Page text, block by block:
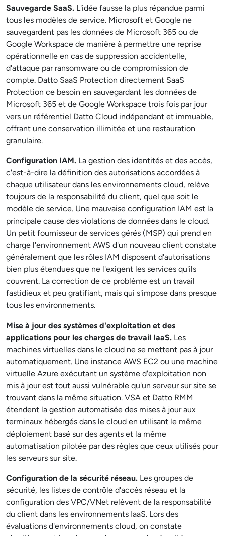
Sauvegarde SaaS. L'idée fausse la plus répandue parmi
tous les modèles de service. Microsoft et Google ne
sauvegardent pas les données de Microsoft 365 ou de
Google Workspace de manière à permettre une reprise
opérationnelle en cas de suppression accidentelle,
d'attaque par ransomware ou de compromission de
compte. Datto SaaS Protection directement SaaS
Protection ce besoin en sauvegardant les données de
Microsoft 365 et de Google Workspace trois fois par jour
vers un référentiel Datto Cloud indépendant et immuable,
offrant une conservation illimitée et une restauration
granulaire.
Configuration IAM. La gestion des identités et des accès,
c'est-à-dire la définition des autorisations accordées à
chaque utilisateur dans les environnements cloud, relève
toujours de la responsabilité du client, quel que soit le
modèle de service. Une mauvaise configuration IAM est la
principale cause des violations de données dans le cloud.
Un petit fournisseur de services gérés (MSP) qui prend en
charge l'environnement AWS d'un nouveau client constate
généralement que les rôles IAM disposent d'autorisations
bien plus étendues que ne l'exigent les services qu'ils
couvrent. La correction de ce problème est un travail
fastidieux et peu gratifiant, mais qui s'impose dans presque
tous les environnements.
Mise à jour des systèmes d'exploitation et des
applications pour les charges de travail IaaS. Les
machines virtuelles dans le cloud ne se mettent pas à jour
automatiquement. Une instance AWS EC2 ou une machine
virtuelle Azure exécutant un système d'exploitation non
mis à jour est tout aussi vulnérable qu'un serveur sur site se
trouvant dans la même situation. VSA et Datto RMM
étendent la gestion automatisée des mises à jour aux
terminaux hébergés dans le cloud en utilisant le même
déploiement basé sur des agents et la même
automatisation pilotée par des règles que ceux utilisés pour
les serveurs sur site.
Configuration de la sécurité réseau. Les groupes de
sécurité, les listes de contrôle d'accès réseau et la
configuration des VPC/VNet relèvent de la responsabilité
du client dans les environnements IaaS. Lors des
évaluations d'environnements cloud, on constate